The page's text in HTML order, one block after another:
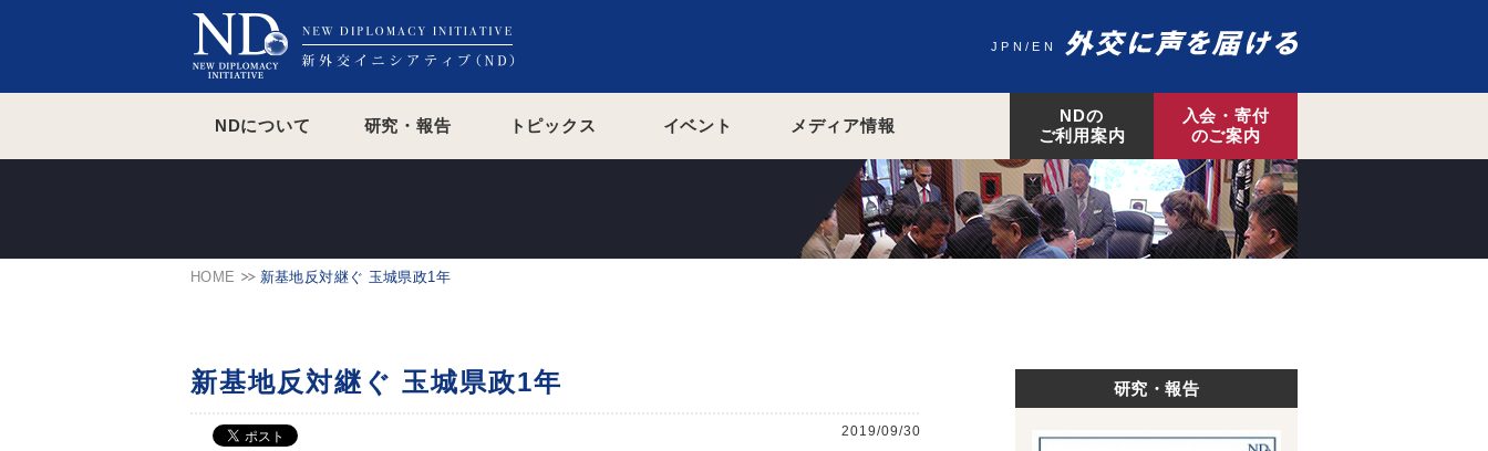
JPN EN
NDについて 研究・報告 トピックス イベント メディア情報
NDの
ご利用案内
入会・寄付
のご案内
HOME 新基地反対継ぐ 玉城県政1年
新基地反対継ぐ 玉城県政1年
2019/09/30
研究・報告